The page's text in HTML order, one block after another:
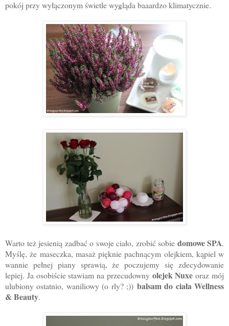
pokój przy wyłączonym świetle wygląda baaardzo klimatycznie.
Warto też jesienią zadbać o swoje ciało, zrobić sobie domowe SPA.
Myślę, że maseczka, masaż pięknie pachnącym olejkiem, kąpiel w
wannie pełnej piany sprawią, że poczujemy się zdecydowanie
lepiej. Ja osobiście stawiam na przecudownyolejek Nuxe oraz mój
ulubiony ostatnio, waniliowy (o rly? ;)) balsam do ciała Wellness
& Beauty.